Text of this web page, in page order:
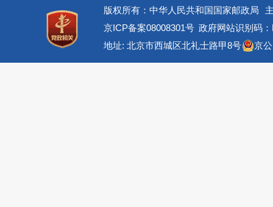
版权所有：中华人民共和国国家邮政局
京ICP备案08008301号 政府网站识别码
地址: 北京市西城区北礼士路甲8号
京